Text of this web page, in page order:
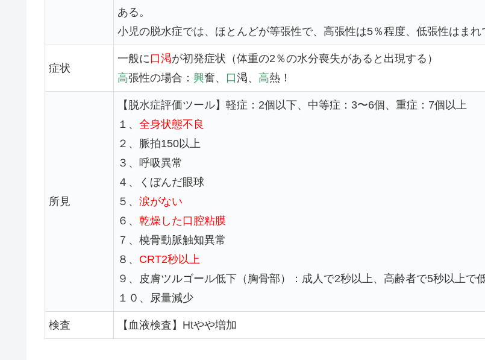
ある。
小児の脱水症では、ほとんどが等張性で、高張性は5％程度、低張性はまれ
症状
一般に口渇が初発症状（体重の2％の水分喪失があると出現する）
高張性の場合： 興奮、 口渇、 高熱！
所見
【脱水症評価ツール】軽症：2個以下、中等症：3〜6個、重症：7個以上
１、 全身状態不良
２、脈拍150以上
３、呼吸異常
４、くぼんだ眼球
５、 涙がない
６、 乾燥した口腔粘膜
７、橈骨動脈触知異常
８、 CRT2秒以上
９、皮膚ツルゴール低下（胸骨部）：成人で2秒以上、高齢者で5秒以上で
１０、尿量減少
検査 【血液検査】Htやや増加